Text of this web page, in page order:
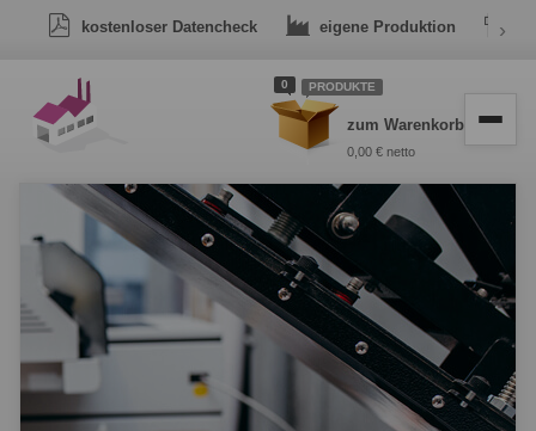
kostenloser Datencheck eigene Produktion ›
0 PRODUKTE
zum Warenkorb
0,00 € netto